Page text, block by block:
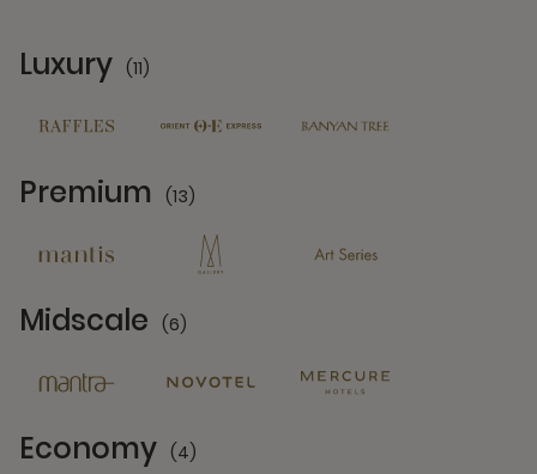
Luxury (11)
Premium (13)
Midscale (6)
Economy (4)